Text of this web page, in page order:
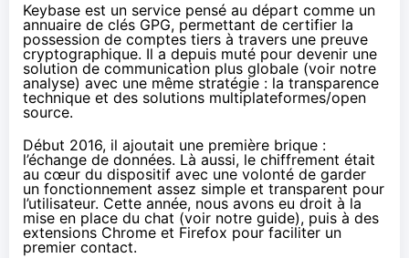
Keybase est un service pensé au départ comme un
annuaire de clés GPG, permettant de certifier la
possession de comptes tiers à travers une preuve
cryptographique. Il a depuis muté pour devenir une
solution de communication plus globale (voir notre
analyse) avec une même stratégie : la transparence
technique et des solutions multiplateformes/open
source.
Début 2016, il ajoutait une première brique :
l’échange de données. Là aussi, le chiffrement était
au cœur du dispositif avec une volonté de garder
un fonctionnement assez simple et transparent pour
l’utilisateur. Cette année, nous avons eu droit à la
mise en place du chat (voir notre guide), puis à des
extensions Chrome et Firefox pour faciliter un
premier contact.